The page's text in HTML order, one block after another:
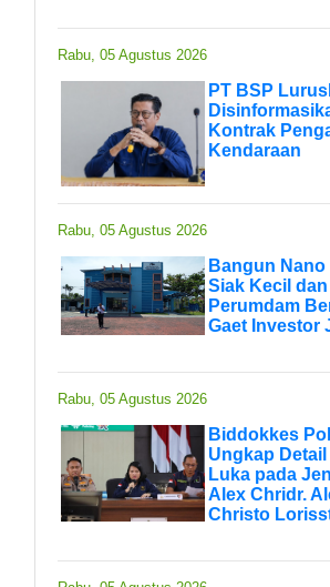
Rabu, 05 Agustus 2026
PT BSP
Kontrak
Kendaraan
Rabu, 05 Agustus 2026
Bangun Nano
Siak Kecil
Perumdam
Gaet Investor
Rabu, 05 Agustus 2026
Biddokkes
Ungkap Detail
Luka pada
Alex Chridr.
Christo